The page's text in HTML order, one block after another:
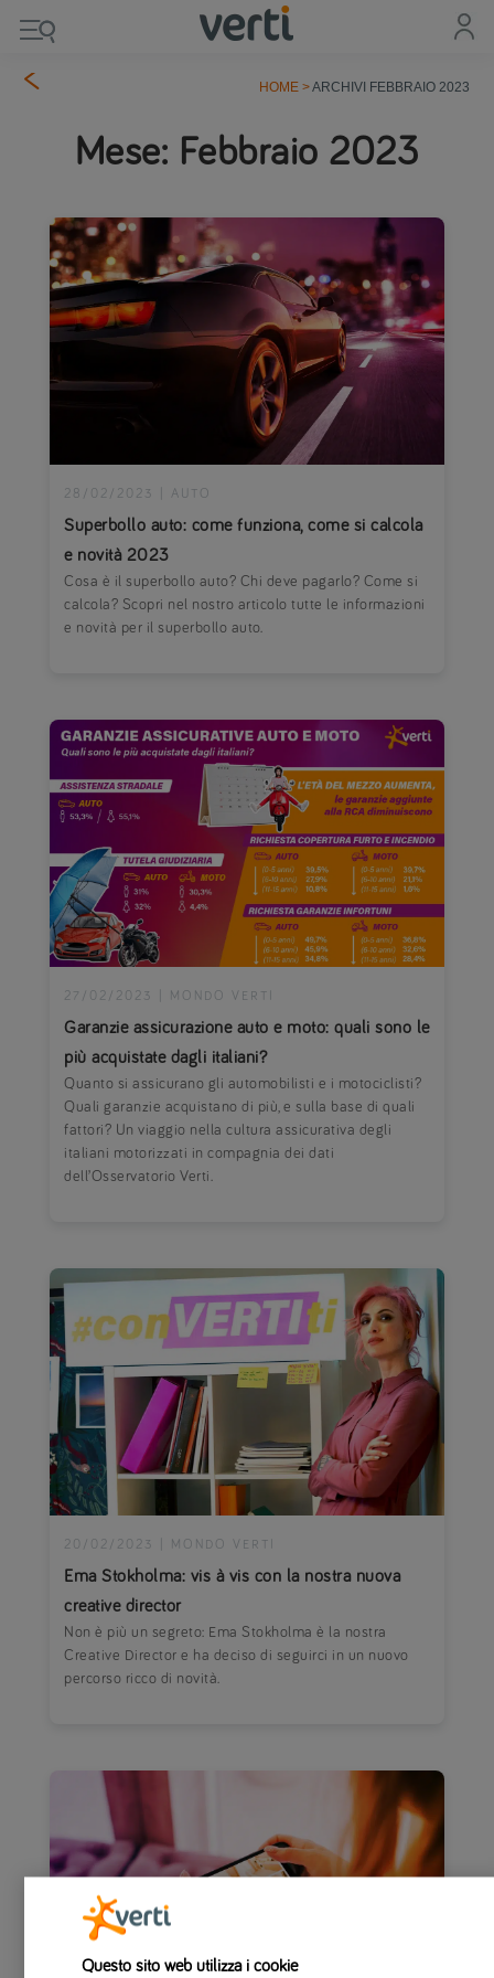
HOME>ARCHIVI FEBBRAIO 2023
Mese: Febbraio 2023
Superbollo auto: come funziona, come si calcola
e novità 2023
28/02/2023 AUTO
Cosa è il superbollo auto? Chi deve pagarlo? Come si
calcola? Scopri nel nostro articolo tutte le informazioni
e novità per il superbollo auto.
Garanzie assicurazione auto e moto: quali sono le
più acquistate dagli italiani?
27/02/2023 MONDO VERTI
Quanto si assicurano gli automobilisti e i motociclisti?
Quali garanzie acquistano di più, e sulla base di quali
fattori? Un viaggio nella cultura assicurativa degli
italiani motorizzati in compagnia dei dati
dell’Osservatorio Verti.
Ema Stokholma: vis à vis con la nostra nuova
creative director
20/02/2023 MONDO VERTI
Non è più un segreto: Ema Stokholma è la nostra
Creative Director e ha deciso di seguirci in un nuovo
percorso ricco di novità.
Questo sito web utilizza i cookie